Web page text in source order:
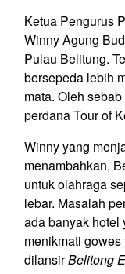
Ketua Pengurus
Winny Agung
Pulau Belitung.
bersepeda lebih
mata. Oleh
perdana Tour of
Winny yang
menambahkan,
untuk olahraga
lebar. Masalah
ada banyak hotel
menikmati
dilansirBelitong